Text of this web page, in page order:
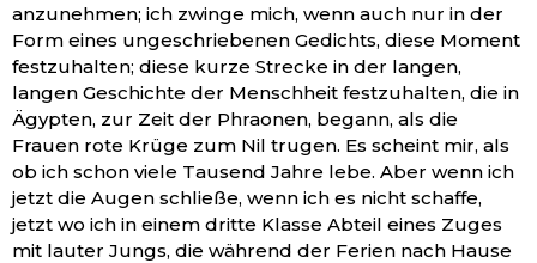
anzunehmen; ich zwinge mich, wenn auch nur in der
Form eines ungeschriebenen Gedichts, diese Moment
festzuhalten; diese kurze Strecke in der langen,
langen Geschichte der Menschheit festzuhalten, die in
Ägypten, zur Zeit der Phraonen, begann, als die
Frauen rote Krüge zum Nil trugen. Es scheint mir, als
ob ich schon viele Tausend Jahre lebe. Aber wenn ich
jetzt die Augen schließe, wenn ich es nicht schaffe,
jetzt wo ich in einem dritte Klasse Abteil eines Zuges
mit lauter Jungs, die während der Ferien nach Hause